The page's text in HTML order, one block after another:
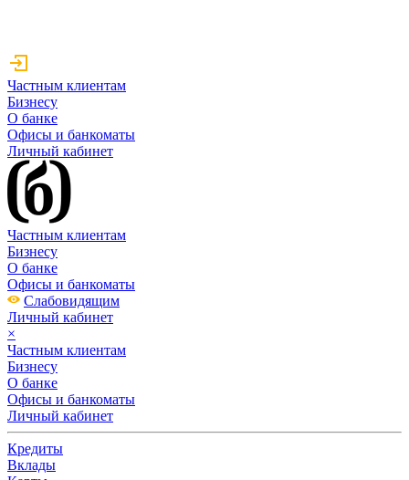
Частным клиентам
Бизнесу
О банке
Офисы и банкоматы
Личный кабинет
Частным клиентам
Бизнесу
О банке
Офисы и банкоматы
Слабовидящим
Личный кабинет
×
Частным клиентам
Бизнесу
О банке
Офисы и банкоматы
Личный кабинет
Кредиты
Вклады